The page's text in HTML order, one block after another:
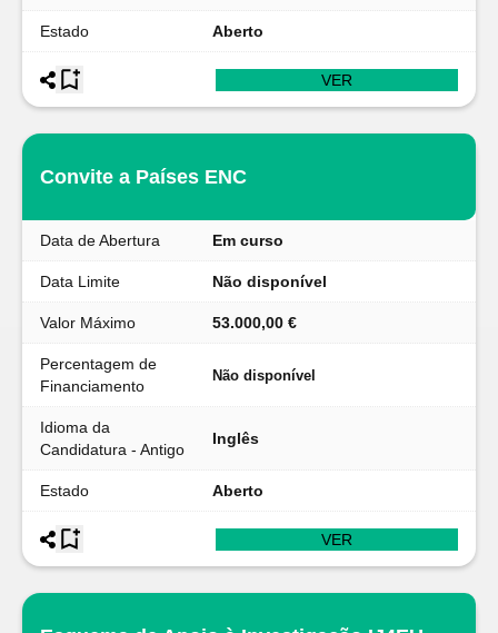
Estado Aberto
VER
Convite a Países ENC
Data de Abertura Em curso
Data Limite Não disponível
Valor Máximo 53.000,00 €
Percentagem de
Financiamento
Não disponível
Idioma da
Candidatura - Antigo
Inglês
Estado Aberto
VER